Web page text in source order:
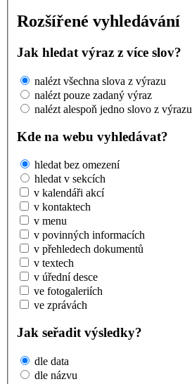
Rozšířené vyhledávání
Jak hledat výraz z více slov?
nalézt všechna slova z výrazu
nalézt pouze zadaný výraz
nalézt alespoň jedno slovo z výrazu
Kde na webu vyhledávat?
hledat bez omezení
hledat v sekcích
v kalendáři akcí
v kontaktech
v menu
v povinných informacích
v přehledech dokumentů
v textech
v úřední desce
ve fotogaleriích
ve zprávách
Jak seřadit výsledky?
dle data
dle názvu